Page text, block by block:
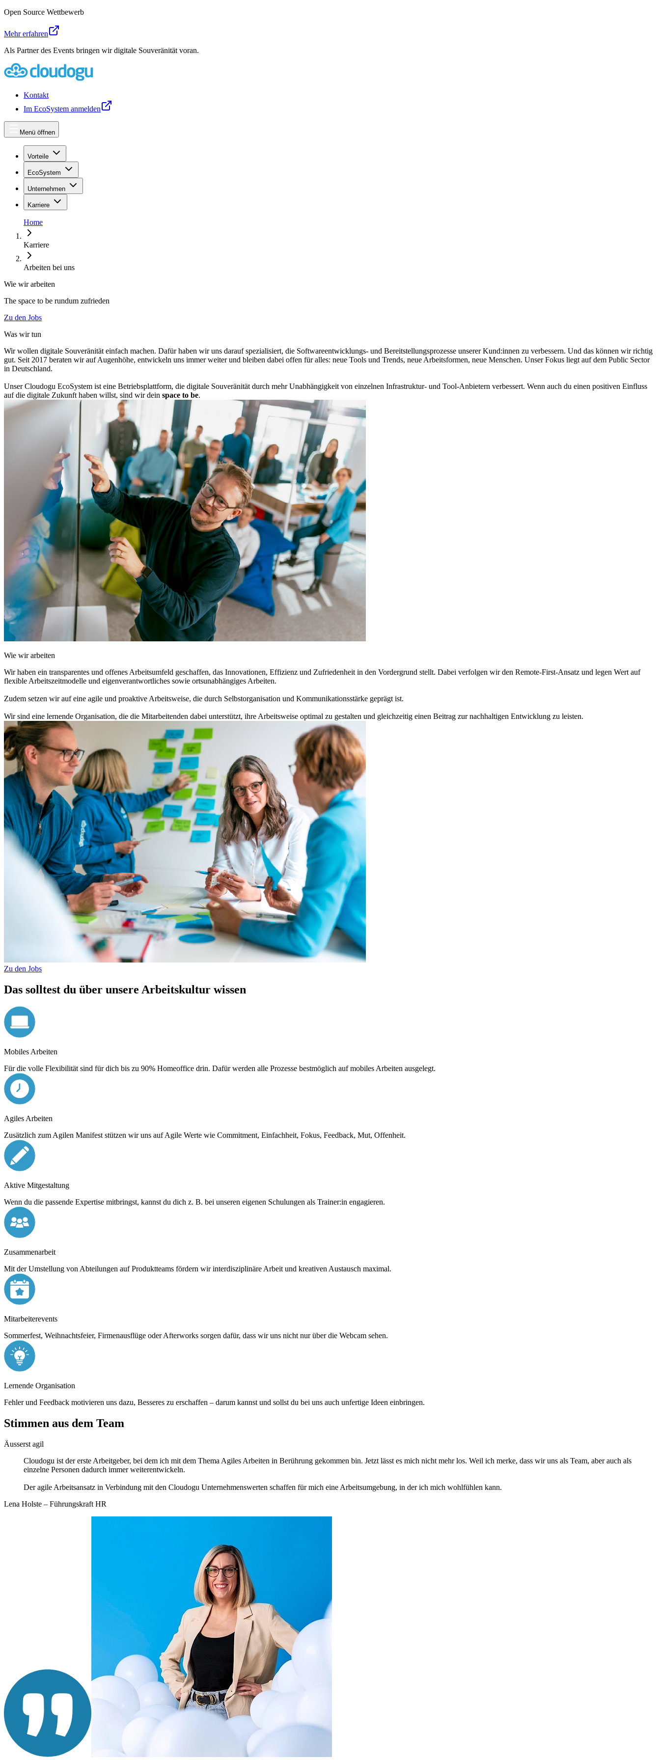
Open Source Wettbewerb
Mehr erfahren
Als Partner des Events bringen wir digitale Souveränität voran.
Kontakt
Im EcoSystem anmelden
Menü öffnen
Vorteile
EcoSystem
Unternehmen
Karriere
Home
Karriere
Arbeiten bei uns
Wie wir arbeiten
The space to be rundum zufrieden
Zu den Jobs
Was wir tun
Wir wollen digitale Souveränität einfach machen. Dafür haben wir uns darauf spezialisiert, die Softwareentwicklungs- und Bereitstellungsprozesse unserer Kund:innen zu verbessern. Und das können wir richtig
gut. Seit 2017 beraten wir auf Augenhöhe, entwickeln uns immer weiter und bleiben dabei offen für alles: neue Tools und Trends, neue Arbeitsformen, neue Menschen. Unser Fokus liegt auf dem Public Sector
in Deutschland.
Unser Cloudogu EcoSystem ist eine Betriebsplattform, die digitale Souveränität durch mehr Unabhängigkeit von einzelnen Infrastruktur- und Tool-Anbietern verbessert. Wenn auch du einen positiven Einfluss
auf die digitale Zukunft haben willst, sind wir dein space to be.
Wie wir arbeiten
Wir haben ein transparentes und offenes Arbeitsumfeld geschaffen, das Innovationen, Effizienz und Zufriedenheit in den Vordergrund stellt. Dabei verfolgen wir den Remote-First-Ansatz und legen Wert auf
flexible Arbeitszeitmodelle und eigenverantwortliches sowie ortsunabhängiges Arbeiten.
Zudem setzen wir auf eine agile und proaktive Arbeitsweise, die durch Selbstorganisation und Kommunikationsstärke geprägt ist.
Wir sind eine lernende Organisation, die die Mitarbeitenden dabei unterstützt, ihre Arbeitsweise optimal zu gestalten und gleichzeitig einen Beitrag zur nachhaltigen Entwicklung zu leisten.
Zu den Jobs
Das solltest du über unsere Arbeitskultur wissen
Mobiles Arbeiten
Für die volle Flexibilität sind für dich bis zu 90% Homeoffice drin. Dafür werden alle Prozesse bestmöglich auf mobiles Arbeiten ausgelegt.
Agiles Arbeiten
Zusätzlich zum Agilen Manifest stützen wir uns auf Agile Werte wie Commitment, Einfachheit, Fokus, Feedback, Mut, Offenheit.
Aktive Mitgestaltung
Wenn du die passende Expertise mitbringst, kannst du dich z. B. bei unseren eigenen Schulungen als Trainer:in engagieren.
Zusammenarbeit
Mit der Umstellung von Abteilungen auf Produktteams fördern wir interdisziplinäre Arbeit und kreativen Austausch maximal.
Mitarbeiterevents
Sommerfest, Weihnachtsfeier, Firmenausflüge oder Afterworks sorgen dafür, dass wir uns nicht nur über die Webcam sehen.
Lernende Organisation
Fehler und Feedback motivieren uns dazu, Besseres zu erschaffen – darum kannst und sollst du bei uns auch unfertige Ideen einbringen.
Stimmen aus dem Team
Äusserst agil
Cloudogu ist der erste Arbeitgeber, bei dem ich mit dem Thema Agiles Arbeiten in Berührung gekommen bin. Jetzt lässt es mich nicht mehr los. Weil ich merke, dass wir uns als Team, aber auch als
einzelne Personen dadurch immer weiterentwickeln.
Der agile Arbeitsansatz in Verbindung mit den Cloudogu Unternehmenswerten schaffen für mich eine Arbeitsumgebung, in der ich mich wohlfühlen kann.
Lena Holste – Führungskraft HR